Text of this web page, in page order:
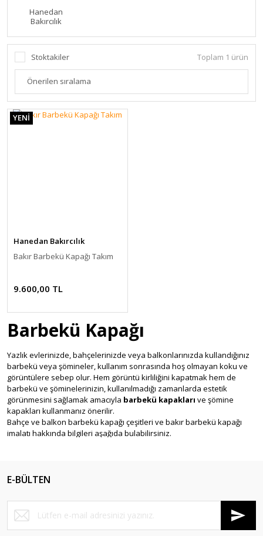
Hanedan
Bakırcılık
Stoktakiler Toplam 1 ürün
YENİ
Hanedan Bakırcılık
Bakır Barbekü Kapağı Takım
9.600,00 TL
Barbekü Kapağı
Yazlık evlerinizde, bahçelerinizde veya balkonlarınızda kullandığınız
barbekü veya şömineler, kullanım sonrasında hoş olmayan koku ve
görüntülere sebep olur. Hem görüntü kirliliğini kapatmak hem de
barbekü ve şöminelerinizin, kullanılmadığı zamanlarda estetik
görünmesini sağlamak amacıyla barbekü kapakları ve şömine
kapakları kullanmanız önerilir.
Bahçe ve balkon barbekü kapağı çeşitleri ve bakır barbekü kapağı
imalatı hakkında bilgileri aşağıda bulabilirsiniz.
Barbekü Kapağı Modelleri
Bakır Barbekü Kapakları: En çok tercih edilen ve Güçlü Market
olarak çeşitli modelelrini imal ettiğimiz bakır barbekü kapağı ve bakır
E-BÜLTEN